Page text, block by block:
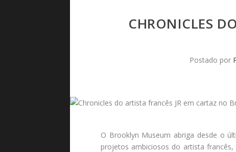
CHRONICLES
Postado por
O Brooklyn Museum abriga desde o
projetos ambiciosos do artista francês,